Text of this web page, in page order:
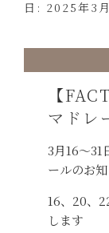
content
日: 2025年3
【
マドレ
3月16〜31
ールのお
16、20、
します